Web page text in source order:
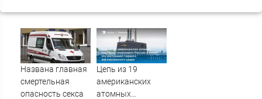
Названа главная
смертельная
опасность секса
Цепь из 19
американских
атомных